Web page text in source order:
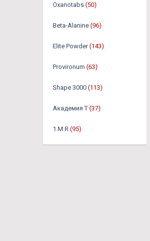
Oxanotabs (50)
Beta-Alanine (96)
Elite Powder (143)
Provironum (63)
Shape 3000 (113)
Академия Т (37)
1.M.R (95)